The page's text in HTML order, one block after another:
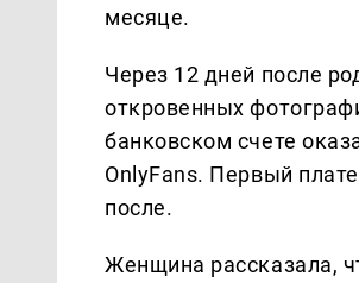
месяце.
Через 12 дней после
откровенных
банковском счете
OnlyFans. Первый
после.
Женщина рассказала,